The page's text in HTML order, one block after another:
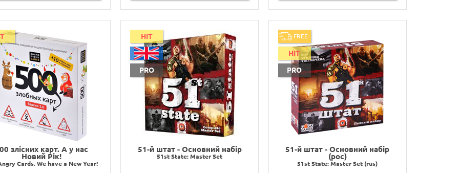
злісних карт. А у нас
Новий Рік!
Cards. We have a New Year!
HIT
PRO
51-й штат - Основний набір
51st State: Master Set
FREE
HIT
PRO
51-й штат - Основний набір
(рос)
51st State: Master Set (rus)